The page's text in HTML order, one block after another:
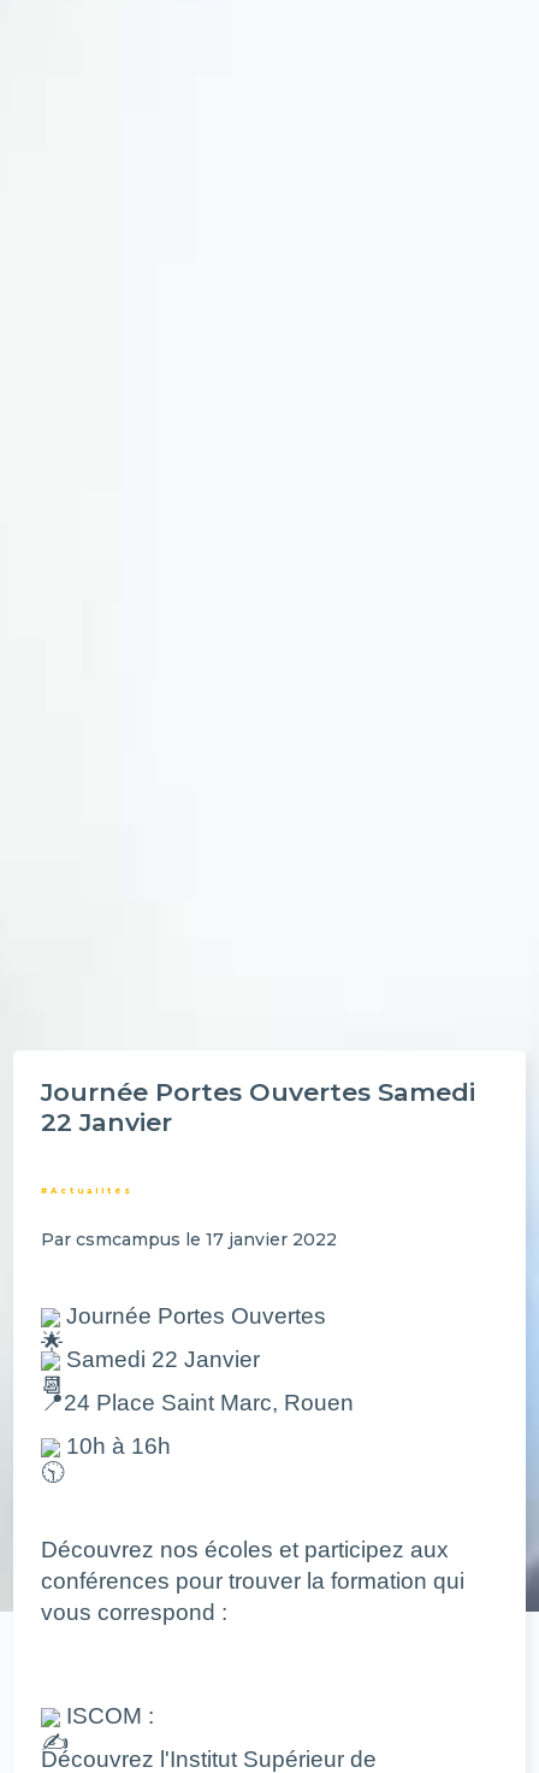
Journée Portes Ouvertes Samedi
22 Janvier
#Actualités
Par csmcampus le 17 janvier 2022
Journée Portes Ouvertes
Samedi 22 Janvier
📍24 Place Saint Marc, Rouen
10h à 16h
Découvrez nos écoles et participez aux
conférences pour trouver la formation qui
vous correspond :
ISCOM :
Découvrez l'Institut Supérieur de